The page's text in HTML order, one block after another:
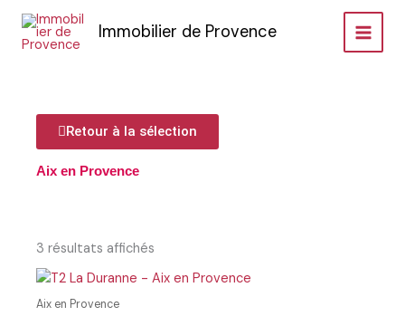
Aller
contenu
Immobilier de Provence
Retour à la sélection
Aix en Provence
3 résultats affichés
croissant
Aix en Provence